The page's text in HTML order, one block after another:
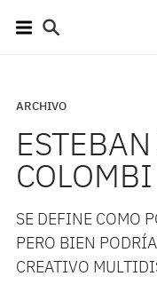
ARCHIVO
COLOMBI
SE DEFINE COMO
PERO BIEN
CREATIVO